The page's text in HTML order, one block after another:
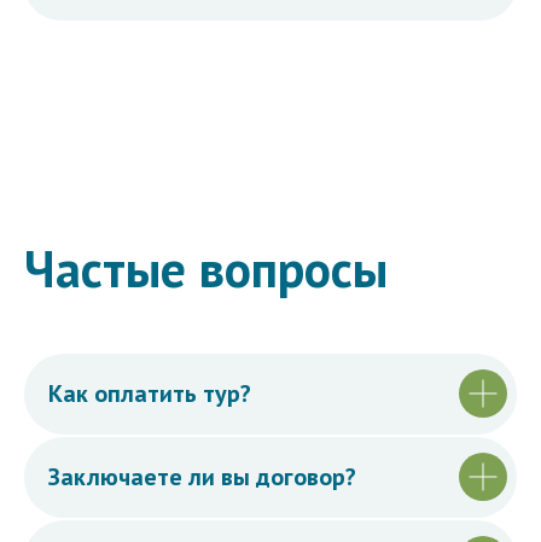
Частые вопросы
Как оплатить тур?
Заключаете ли вы договор?